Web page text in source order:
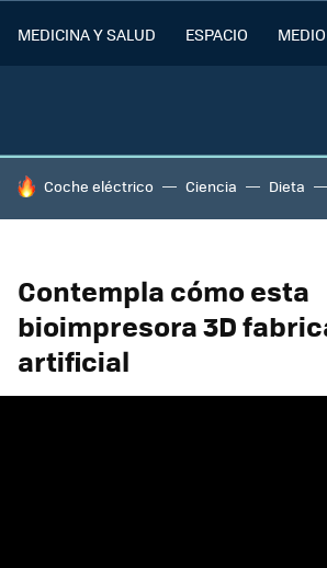
MEDICINA Y SALUD ESPACIO
HOY SE HABLA DE
Coche eléctrico Ciencia Dieta
Contempla cómo esta
bioimpresora 3D
artificial